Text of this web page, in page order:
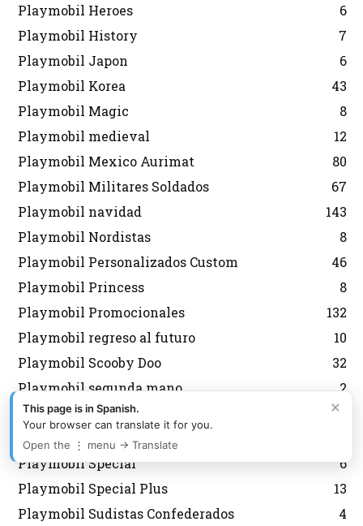
Playmobil Heroes
6
Playmobil History
7
Playmobil Japon
6
Playmobil Korea
43
Playmobil Magic
8
Playmobil medieval
12
Playmobil Mexico Aurimat
80
Playmobil Militares Soldados
67
Playmobil navidad
143
Playmobil Nordistas
8
Playmobil Personalizados Custom
46
Playmobil Princess
8
Playmobil Promocionales
132
Playmobil regreso al futuro
10
Playmobil Scooby Doo
32
Playmobil segunda mano
2
Playmobil Semana Santa
12
Playmobil Sky Trails
Playmobil Special
6
Playmobil Special Plus
13
Playmobil Sudistas Confederados
4
×
This page is in Spanish.
Your browser can translate it for you.
Open the ⋮ menu → Translate